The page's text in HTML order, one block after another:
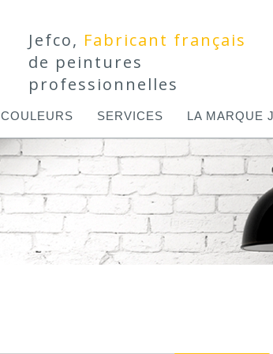
Jefco, Fabricant français
de peintures
professionnelles
COULEURS SERVICES LA MARQUE